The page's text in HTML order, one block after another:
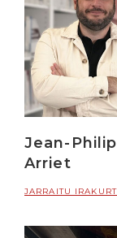
Jean-
Arriet
JARRAITU